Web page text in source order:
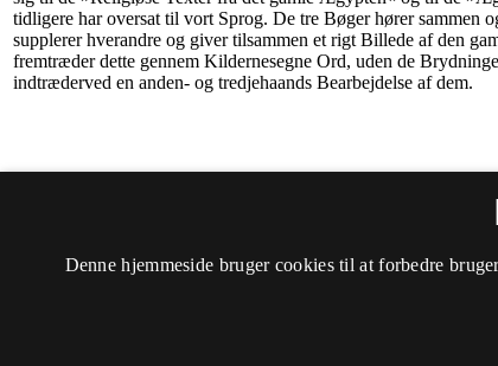
Denne hjemmeside bruger cookies til at forbedre